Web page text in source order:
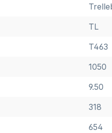
TL
T463
1050
9.50
318
654